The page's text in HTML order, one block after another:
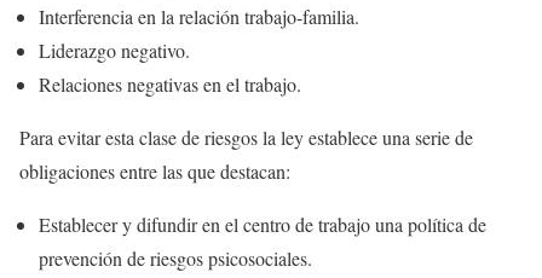
Interferencia en la relación trabajo-familia.
Liderazgo negativo.
Relaciones negativas en el trabajo.
Para evitar esta clase de riesgos la ley establece una serie de
obligaciones entre las que destacan:
Establecer y difundir en el centro de trabajo una política de
prevención de riesgos psicosociales.